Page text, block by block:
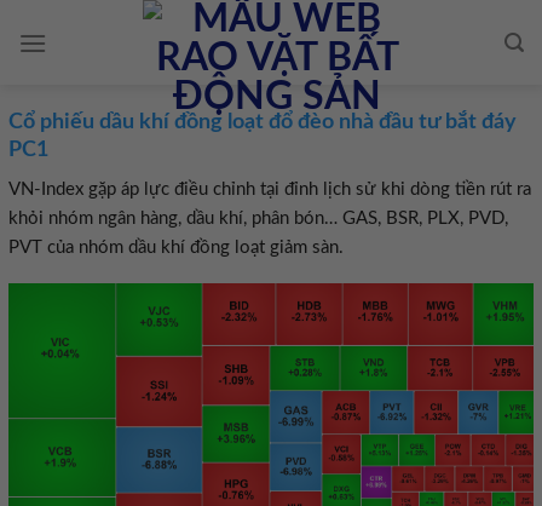
Cổ phiếu dầu khí đồng loạt đổ đèo nhà đầu tư bắt đáy
PC1
VN-Index gặp áp lực điều chỉnh tại đỉnh lịch sử khi dòng tiền rút ra
khỏi nhóm ngân hàng, dầu khí, phân bón… GAS, BSR, PLX, PVD,
PVT của nhóm dầu khí đồng loạt giảm sàn.